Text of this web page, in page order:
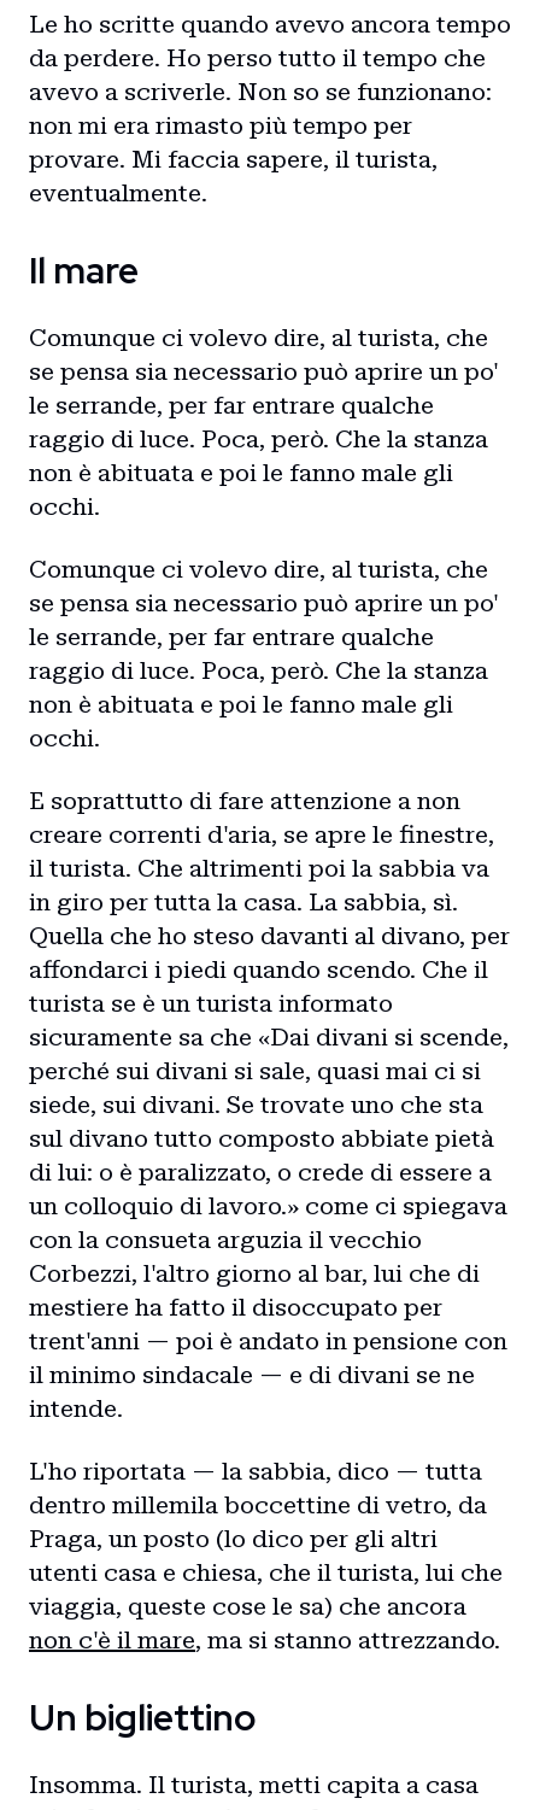
Le ho scritte quando avevo ancora tempo
da perdere. Ho perso tutto il tempo che
avevo a scriverle. Non so se funzionano:
non mi era rimasto più tempo per
provare. Mi faccia sapere, il turista,
eventualmente.
Il mare
Comunque ci volevo dire, al turista, che
se pensa sia necessario può aprire un po'
le serrande, per far entrare qualche
raggio di luce. Poca, però. Che la stanza
non è abituata e poi le fanno male gli
occhi.
Comunque ci volevo dire, al turista, che
se pensa sia necessario può aprire un po'
le serrande, per far entrare qualche
raggio di luce. Poca, però. Che la stanza
non è abituata e poi le fanno male gli
occhi.
E soprattutto di fare attenzione a non
creare correnti d'aria, se apre le finestre,
il turista. Che altrimenti poi la sabbia va
in giro per tutta la casa. La sabbia, sì.
Quella che ho steso davanti al divano, per
affondarci i piedi quando scendo. Che il
turista se è un turista informato
sicuramente sa che «Dai divani si scende,
perché sui divani si sale, quasi mai ci si
siede, sui divani. Se trovate uno che sta
sul divano tutto composto abbiate pietà
di lui: o è paralizzato, o crede di essere a
un colloquio di lavoro.» come ci spiegava
con la consueta arguzia il vecchio
Corbezzi, l'altro giorno al bar, lui che di
mestiere ha fatto il disoccupato per
trent'anni — poi è andato in pensione con
il minimo sindacale — e di divani se ne
intende.
L'ho riportata — la sabbia, dico — tutta
dentro millemila boccettine di vetro, da
Praga, un posto (lo dico per gli altri
utenti casa e chiesa, che il turista, lui che
viaggia, queste cose le sa) che ancora
non c'è il mare, ma si stanno attrezzando.
Un bigliettino
Insomma. Il turista, metti capita a casa